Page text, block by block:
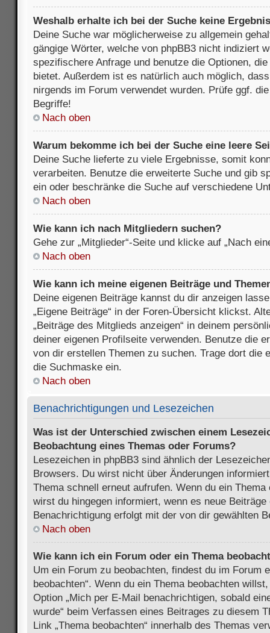
Weshalb erhalte ich bei der Suche keine
Deine Suche war möglicherweise zu allgemein
gängige Wörter, welche von phpBB3 nicht indiziert
spezifischere Anfrage und benutze die Optionen,
bietet. Außerdem ist es natürlich auch möglich,
nirgends im Forum verwendet wurden. Prüfe ggf.
Begriffe!
Nach oben
Warum bekomme ich bei der Suche eine leere
Deine Suche lieferte zu viele Ergebnisse, somit
verarbeiten. Benutze die erweiterte Suche und gib
ein oder beschränke die Suche auf verschiedene
Nach oben
Wie kann ich nach Mitgliedern suchen?
Gehe zur „Mitglieder“-Seite und klicke auf „Nach
Nach oben
Wie kann ich meine eigenen Beiträge und
Deine eigenen Beiträge kannst du dir anzeigen
„Eigene Beiträge“ in der Foren-Übersicht klickst.
„Beiträge des Mitglieds anzeigen“ in deinem
deiner eigenen Profilseite verwenden. Benutze die
von dir erstellen Themen zu suchen. Trage dort die
die Suchmaske ein.
Nach oben
Benachrichtigungen und Lesezeichen
Was ist der Unterschied zwischen einem
Beobachtung eines Themas oder Forums?
Lesezeichen in phpBB3 sind ähnlich der
Browsers. Du wirst nicht über Änderungen
Thema schnell erneut aufrufen. Wenn du ein
wirst du hingegen informiert, wenn es neue
Benachrichtigung erfolgt mit der von dir gewählten
Nach oben
Wie kann ich ein Forum oder ein Thema
Um ein Forum zu beobachten, findest du im Forum
beobachten“. Wenn du ein Thema beobachten
Option „Mich per E-Mail benachrichtigen, sobald
wurde“ beim Verfassen eines Beitrages zu diesem
Link „Thema beobachten“ innerhalb des Themas